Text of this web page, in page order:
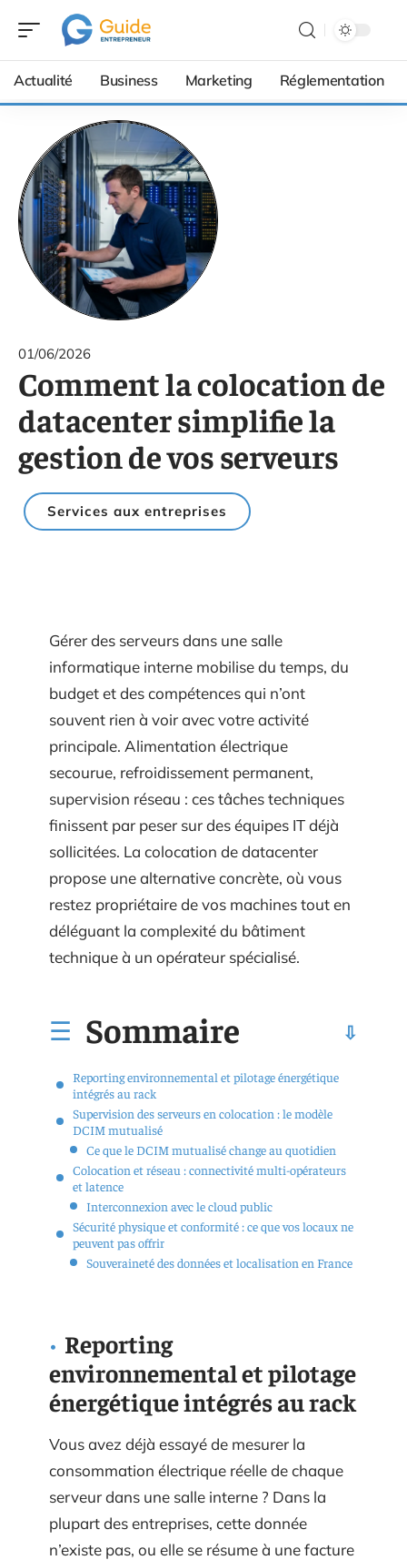
Actualité Business Marketing Réglementation
01/06/2026
Comment la colocation de
datacenter simplifie la
gestion de vos serveurs
Services aux entreprises
Gérer des serveurs dans une salle
informatique interne mobilise du temps, du
budget et des compétences qui n’ont
souvent rien à voir avec votre activité
principale. Alimentation électrique
secourue, refroidissement permanent,
supervision réseau : ces tâches techniques
finissent par peser sur des équipes IT déjà
sollicitées. La colocation de datacenter
propose une alternative concrète, où vous
restez propriétaire de vos machines tout en
déléguant la complexité du bâtiment
technique à un opérateur spécialisé.
Sommaire
Reporting environnemental et pilotage énergétique
intégrés au rack
Supervision des serveurs en colocation : le modèle
DCIM mutualisé
Ce que le DCIM mutualisé change au quotidien
Colocation et réseau : connectivité multi-opérateurs
et latence
Interconnexion avec le cloud public
Sécurité physique et conformité : ce que vos locaux ne
peuvent pas offrir
Souveraineté des données et localisation en France
Reporting
environnemental et pilotage
énergétique intégrés au rack
Vous avez déjà essayé de mesurer la
consommation électrique réelle de chaque
serveur dans une salle interne ? Dans la
plupart des entreprises, cette donnée
n’existe pas, ou elle se résume à une facture